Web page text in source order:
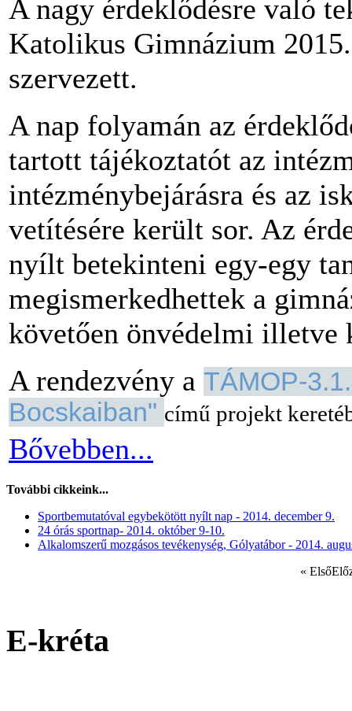
A nagy érdeklődésre való
Katolikus Gimnázium
szervezett.
A nap folyamán az
tartott tájékoztatót az
intézménybejárásra és az
vetítésére került sor. Az
nyílt betekinteni egy-egy
megismerkedhettek a
követően önvédelmi illetve
A rendezvény a TÁMOP-
Bocskaiban" című projekt
Bővebben...
További cikkeink...
Sportbemutatóval egybekötött nyílt nap - 2014. december 9.
24 órás sportnap- 2014. október 9-10.
Alkalomszerű mozgásos tevékenység, Gólyatábor - 2014.
« Első
E-kréta